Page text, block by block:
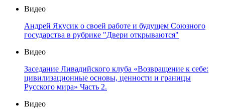
Видео
Андрей Якусик о своей работе и будущем Союзного
государства в рубрике "Двери открываются"
Видео
Заседание Ливадийского клуба «Возвращение к себе:
цивилизационные основы, ценности и границы
Русского мира» Часть 2.
Видео